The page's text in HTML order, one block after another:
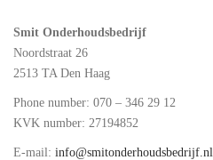
Smit Onderhoudsbedrijf
Noordstraat 26
2513 TA Den Haag
Phone number: 070 – 346 29 12
KVK number: 27194852
E-mail: info@smitonderhoudsbedrijf.nl